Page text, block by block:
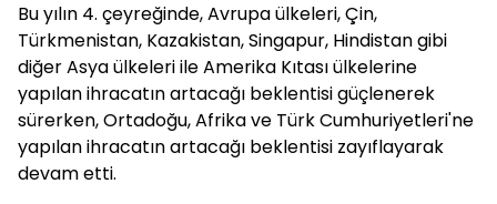
Bu yılın 4. çeyreğinde, Avrupa ülkeleri, Çin,
Türkmenistan, Kazakistan, Singapur, Hindistan gibi
diğer Asya ülkeleri ile Amerika Kıtası ülkelerine
yapılan ihracatın artacağı beklentisi güçlenerek
sürerken, Ortadoğu, Afrika ve Türk Cumhuriyetleri'ne
yapılan ihracatın artacağı beklentisi zayıflayarak
devam etti.